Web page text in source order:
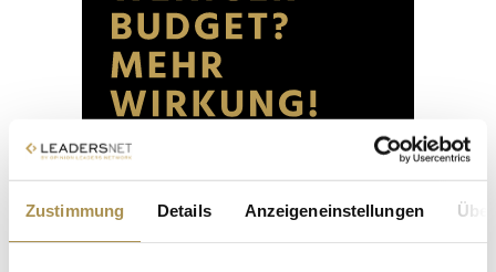
Zustimmung Details Anzeigeneinstellungen